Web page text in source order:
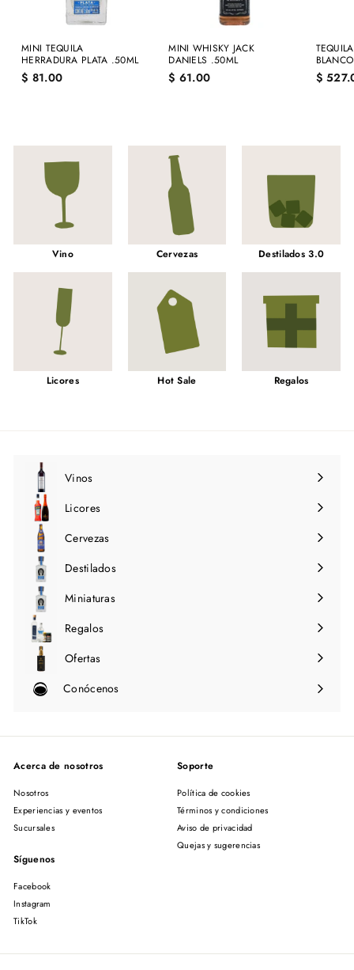
MINI TEQUILA
HERRADURA PLATA .50ML
$ 81.00$
0
MINI WHISKY JACK
DANIELS .50ML
$ 61.00$
0
$
Vino Cervezas Destilados 3.0
Licores Hot Sale Regalos
Vinos
Expandir
menú
Licores
Expandir
menú
Cervezas
Expandir
menú
Destilados
Expandir
menú
Miniaturas
Regalos
Ofertas
Conócenos
Expandir
Acerca de nosotros
Nosotros
Experiencias y eventos
Sucursales
Soporte
Política de cookies
Términos y condiciones
Aviso de privacidad
Quejas y sugerencias
Síguenos
Facebook
Instagram
TikTok